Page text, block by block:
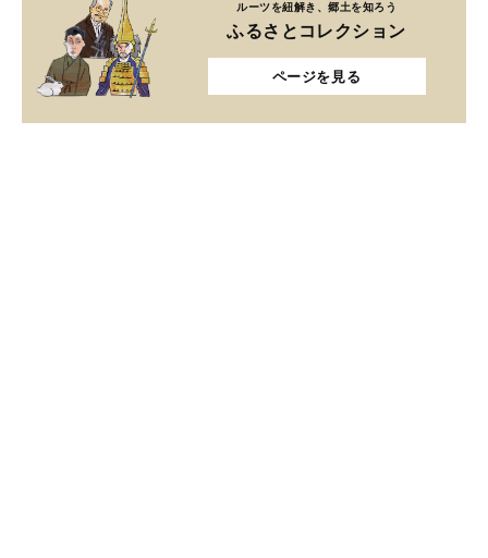
ルーツを紐解き、郷土を知ろう
ふるさとコレクション
ページを見る